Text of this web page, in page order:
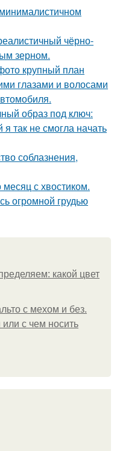
чёрно-
зерном.
крупный план
глазами и волосами
образ под ключ:
так не смогла начать
соблазнения,
месяц с хвостиком.
огромной грудью
какой цвет
с мехом и без.
с чем носить